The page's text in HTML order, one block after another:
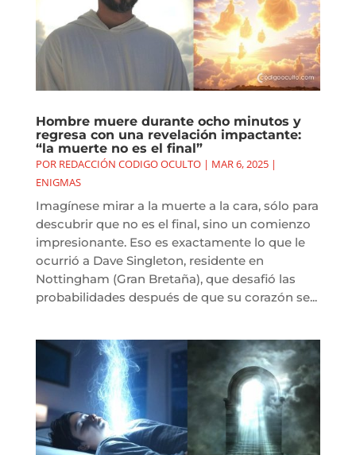
Hombre muere durante ocho minutos y
regresa con una revelación impactante:
“la muerte no es el final”
POR REDACCIÓN CODIGO OCULTO| MAR 6, 2025|
ENIGMAS
Imagínese mirar a la muerte a la cara, sólo para
descubrir que no es el final, sino un comienzo
impresionante. Eso es exactamente lo que le
ocurrió a Dave Singleton, residente en
Nottingham (Gran Bretaña), que desafió las
probabilidades después de que su corazón se...